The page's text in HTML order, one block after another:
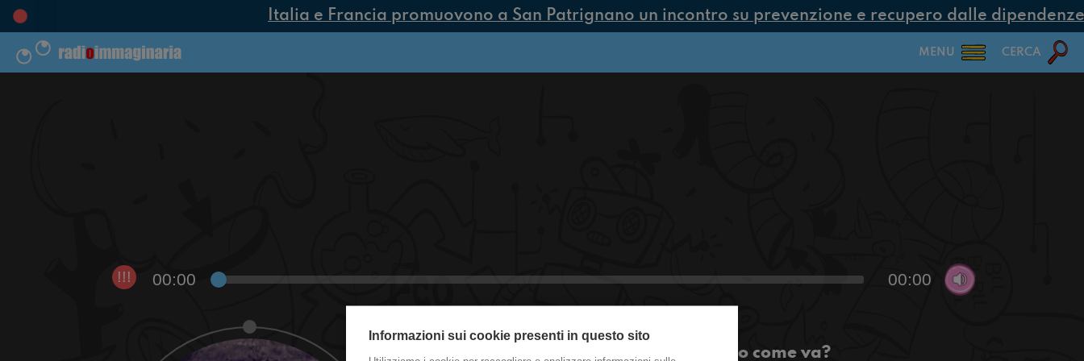
Italia e Francia promuovono a San Patrignano un incontro su prevenzione e recupero dalle dipendenze
MENU CERCA
!!! 00:00 00:00
#castelguelfo Coronao-Now: il contagio come va?
Informazioni sui cookie presenti in questo sito